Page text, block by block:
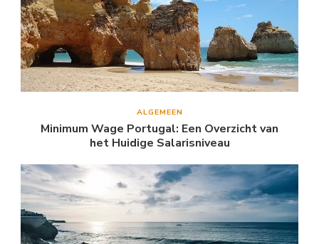
ALGEMEEN
Minimum Wage Portugal: Een Overzicht van
het Huidige Salarisniveau